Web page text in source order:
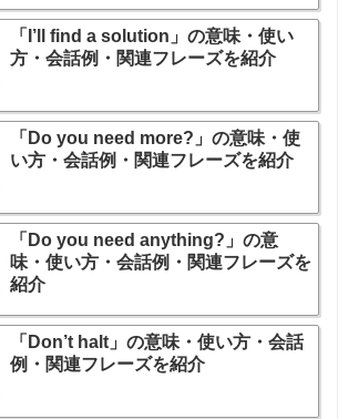
「I’ll find a solution」の意味・使い
方・会話例・関連フレーズを紹介
「Do you need more?」の意味・使
い方・会話例・関連フレーズを紹介
「Do you need anything?」の意
味・使い方・会話例・関連フレーズを
紹介
「Don’t halt」の意味・使い方・会話
例・関連フレーズを紹介